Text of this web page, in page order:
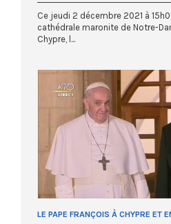
Ce jeudi 2 décembre 2021 à
cathédrale maronite de Notre-
Chypre, l...
LE PAPE FRANÇOIS À CHYPRE ET